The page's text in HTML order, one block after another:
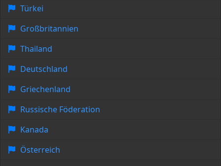
Türkei
Großbritannien
Thailand
Deutschland
Griechenland
Russische Föderation
Kanada
Österreich